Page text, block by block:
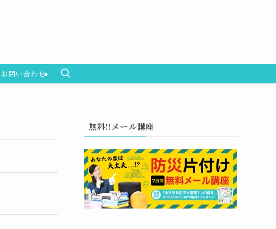
お問い合わせ
無料!!メール講座